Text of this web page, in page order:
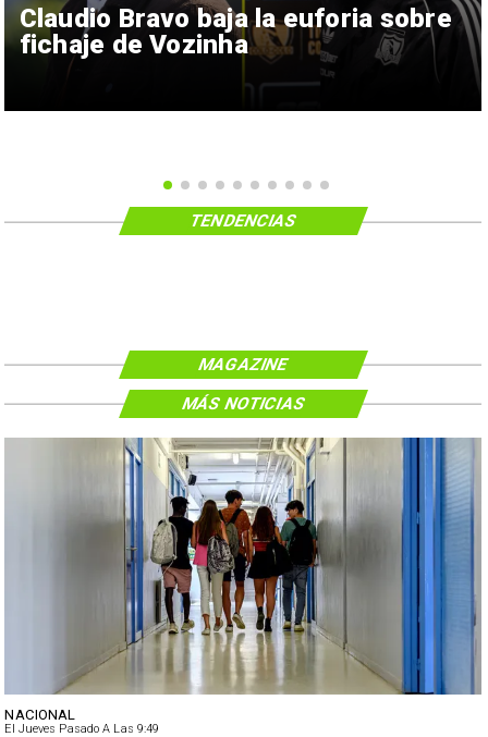
Claudio Bravo baja la euforia sobre
fichaje de Vozinha
TENDENCIAS
MAGAZINE
NACIONAL
El Jueves Pasado A Las 9:49
MÁS NOTICIAS